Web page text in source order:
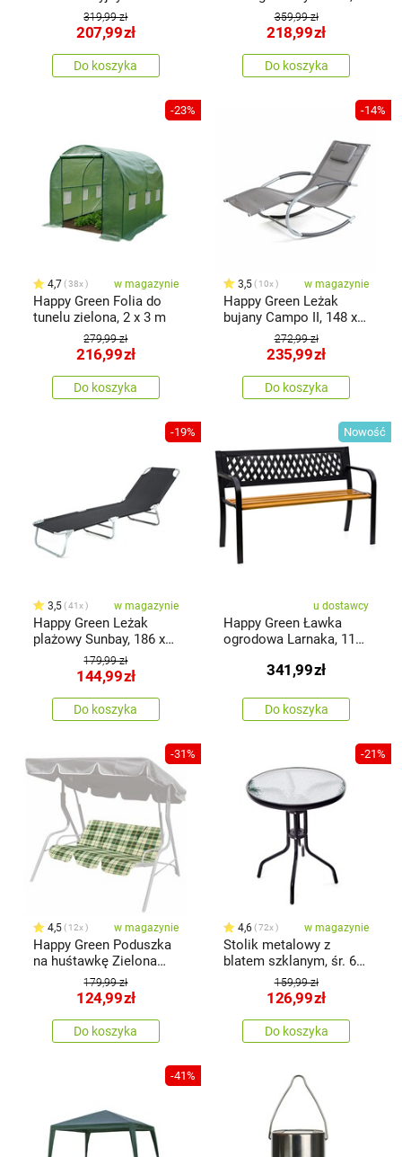
319,99 zł
207,99zł
Do koszyka
70 x 70 cm359,99 zł
218,99zł
Do koszyka
-23%
4,7 38x w magazynie
Happy Green Folia do
tunelu zielona, 2 x 3 m
279,99 zł
216,99zł
Do koszyka
-14%
3,5 10x w magazynie
Happy Green Leżak
bujany Campo II, 148 x
87 x 63 cm, szary
272,99 zł
235,99zł
Do koszyka
-19%
3,5 41x w magazynie
Happy Green Leżak
plażowy Sunbay, 186 x
53 x 24 cm179,99 zł
144,99zł
Do koszyka
Nowość
u dostawcy
Happy Green Ławka
ogrodowa Larnaka, 119
341,99zł
Do koszyka
-31%
4,5 12x w magazynie
Happy Green Poduszka
na huśtawkę Zielona
krata, 129 cm
179,99 zł
124,99zł
Do koszyka
-21%
4,6 72x w magazynie
Stolik metalowy z
blatem szklanym, śr. 60
159,99 zł
126,99zł
Do koszyka
-41%